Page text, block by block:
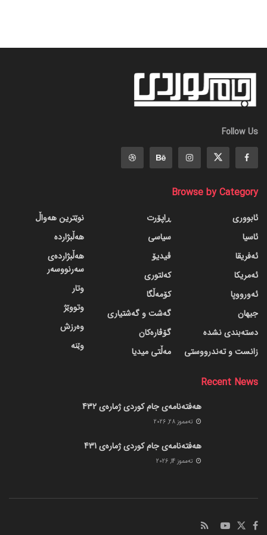
Follow Us
Browse by Category
ئابووری
ئاسیا
ئەفریقا
ئەمریکا
ئەورووپا
جیهان
دسته‌بندی نشده
زانست و تەندرووستی
ڕاپۆرت
سیاسی
ڤیدیۆ
کەلتوری
کۆمەڵگا
گه‌شت و گه‌شتیاری
گۆڤاره‌کان
مەڵتی میدیا
نوێترین هەواڵ
هەڵبژاردە
هەڵبژاردەی
سەرنووسەر
وتار
وتووێژ
وەرزش
وێنە
Recent News
هەفتەنامەی جام کوردی ژمارەی 432
ته‌مموز 28, 2026
هەفتەنامەی جام کوردی ژمارەی 431
ته‌مموز 14, 2026